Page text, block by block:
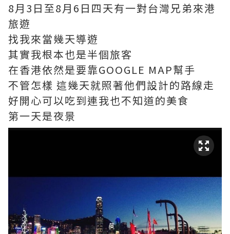
8月3日至8月6日四天有一對台灣兄弟來港
旅遊
找我來當幾天導遊
其實我根本也是半個旅客
在香港依然是要靠GOOGLE MAP幫手
不管怎樣 這幾天就照著他們設計的路線走
好開心可以吃到連我也不知道的美食
第一天是夜景